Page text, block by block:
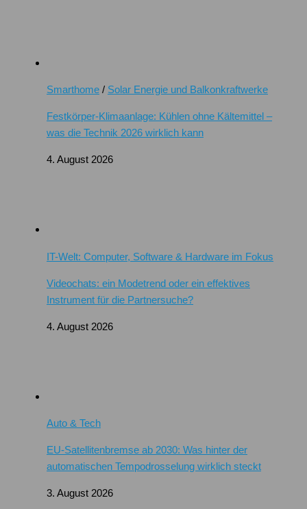
Smarthome / Solar Energie und Balkonkraftwerke
Festkörper-Klimaanlage: Kühlen ohne Kältemittel –
was die Technik 2026 wirklich kann
4. August 2026
IT-Welt: Computer, Software & Hardware im Fokus
Videochats: ein Modetrend oder ein effektives
Instrument für die Partnersuche?
4. August 2026
Auto & Tech
EU-Satellitenbremse ab 2030: Was hinter der
automatischen Tempodrosselung wirklich steckt
3. August 2026